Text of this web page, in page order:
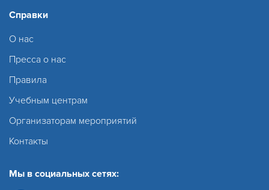
Справки
О нас
Пресса о нас
Правила
Учебным центрам
Организаторам мероприятий
Контакты
Мы в социальных сетях: